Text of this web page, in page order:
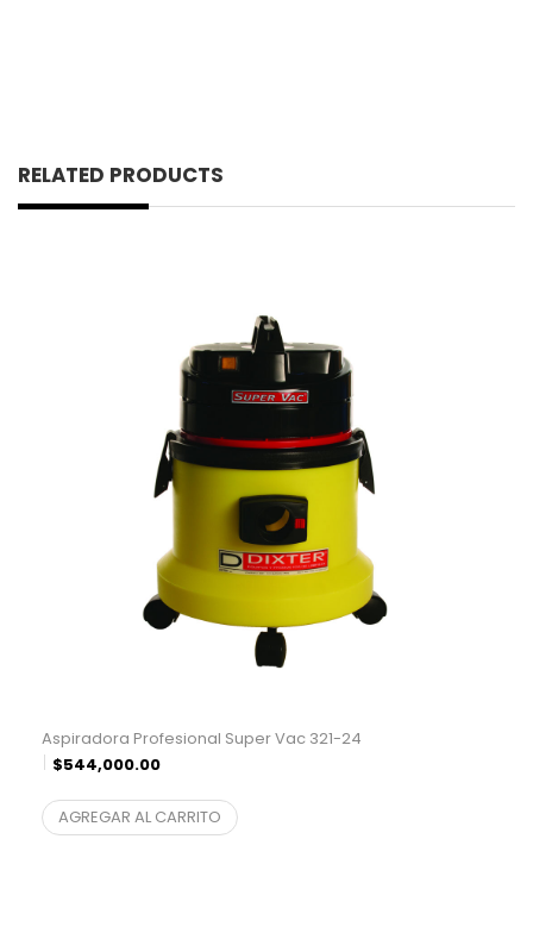
RELATED PRODUCTS
Aspiradora Profesional Super Vac 321-24
$544,000.00
AGREGAR AL CARRITO